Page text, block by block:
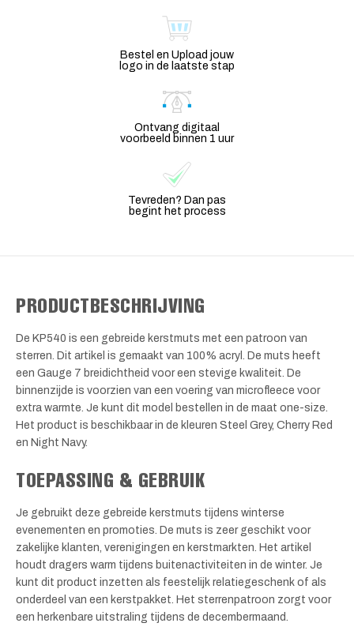
Bestel en Upload jouw
logo in de laatste stap
Ontvang digitaal
voorbeeld binnen 1 uur
Tevreden? Dan pas
begint het process
PRODUCTBESCHRIJVING
De KP540 is een gebreide kerstmuts met een patroon van
sterren. Dit artikel is gemaakt van 100% acryl. De muts heeft
een Gauge 7 breidichtheid voor een stevige kwaliteit. De
binnenzijde is voorzien van een voering van microfleece voor
extra warmte. Je kunt dit model bestellen in de maat one-size.
Het product is beschikbaar in de kleuren Steel Grey, Cherry Red
en Night Navy.
TOEPASSING & GEBRUIK
Je gebruikt deze gebreide kerstmuts tijdens winterse
evenementen en promoties. De muts is zeer geschikt voor
zakelijke klanten, verenigingen en kerstmarkten. Het artikel
houdt dragers warm tijdens buitenactiviteiten in de winter. Je
kunt dit product inzetten als feestelijk relatiegeschenk of als
onderdeel van een kerstpakket. Het sterrenpatroon zorgt voor
een herkenbare uitstraling tijdens de decembermaand.